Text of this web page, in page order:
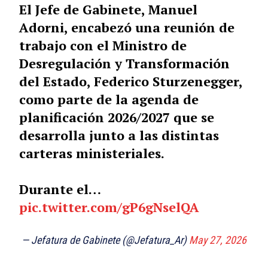
El Jefe de Gabinete, Manuel
Adorni, encabezó una reunión de
trabajo con el Ministro de
Desregulación y Transformación
del Estado, Federico Sturzenegger,
como parte de la agenda de
planificación 2026/2027 que se
desarrolla junto a las distintas
carteras ministeriales.
Durante el…
pic.twitter.com/gP6gNselQA
— Jefatura de Gabinete (@Jefatura_Ar)May 27, 2026